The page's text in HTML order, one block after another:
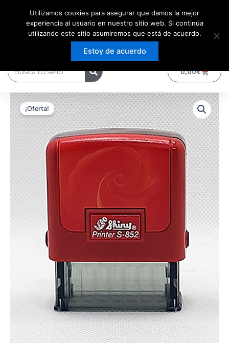
contenido
0,00€Carrito
¡Oferta!
El
precio
original
16,93€.
El
precio
actual
es:
15,86€.
Sello
Shiny
s842
38x14
mm
cantidad
Utilizamos cookies para asegurar que damos la mejor
experiencia al usuario en nuestro sitio web. Si continúa
utilizando este sitio asumiremos que está de acuerdo.
Estoy de acuerdo